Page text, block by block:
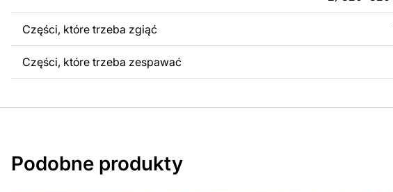
Części, które trzeba zgiąć
Części, które trzeba zespawać
Podobne produkty